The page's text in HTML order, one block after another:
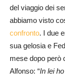
del viaggio dei
abbiamo visto
confronto. I due
sua gelosia e
mese dopo però
Alfonso: “In lei